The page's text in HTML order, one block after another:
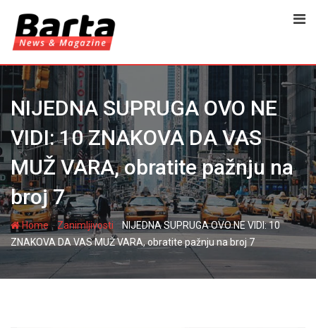
content
NIJEDNA SUPRUGA OVO NE
VIDI: 10 ZNAKOVA DA VAS
MUŽ VARA, obratite pažnju na
broj 7
Home-Zanimljivosti
NIJEDNA SUPRUGA OVO NE VIDI: 10
ZNAKOVA DA VAS MUŽ VARA, obratite pažnju na broj 7